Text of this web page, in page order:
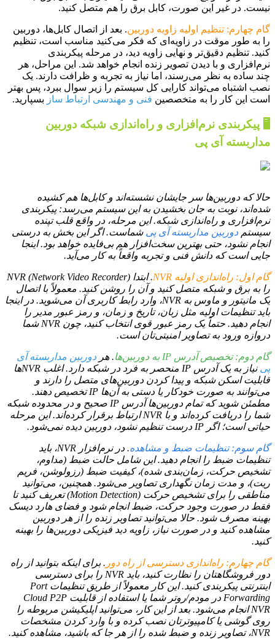
نیست. در غیر این صورت، کابل برق را هم متصل کنید.
گام چهارم: تنظیم اولیه زاویه دوربین. بعد از اتصال کابل‌ها، دوربین
را به طور موقت در زاویه‌ای که فکر می‌کنید مناسب است، تنظیم
کنید. تنظیم دقیق‌تر و نهایی زاویه دید، در مرحله پیکربندی
نرم‌افزاری و با دیدن تصویر زنده انجام خواهد شد. این مراحل، هر
چند ساده به نظر می‌رسند، اما نیاز به تجربه و ظرافت دارند. یک
نصب اشتباه می‌تواند کارایی کل سیستم را زیر سوال ببرد، پس بهتر
است این کار را به متخصصین فنی و مهندسی ارتباط ساز بسپارید.
🖥️ پیکربندی نرم‌افزاری و راه‌اندازی شبکه دوربین
مداربسته آی پی
حالا که دوربین‌ها سر جایشان نشسته‌اند و کابل‌ها هم کشیده
شده‌اند، نوبت به جان بخشیدن به این سیستم می‌رسد: پیکربندی
نرم‌افزاری و راه‌اندازی شبکه. این مرحله، در واقع قلب تپنده
سیستم دوربین مداربسته آی پی شماست. اگر این بخش به درستی
انجام نشود، حتی بهترین سخت‌افزار هم بی‌فایده خواهد بود. اینجا
جایی است که دانش فنی و تجربه واقعاً به کار می‌آید.
گام اول: راه‌اندازی اولیه NVR
. ابتدا NVR (Network Video Recorder)
را به برق و شبکه متصل کنید و آن را روشن کنید. معمولاً با اتصال
یک مانیتور و ماوس به NVR، وارد رابط کاربری آن می‌شوید. در اینجا
باید تنظیمات اولیه مثل زبان، تاریخ و زمان، و رمز عبور مدیر را
انجام دهید. حتماً یک رمز عبور قوی انتخاب کنید، چون NVR شما
دروازه ورود به تصاویر امنیتی‌تان است.
گام دوم: تخصیص آدرس IP به دوربین‌ها . هر دوربین مداربسته آی
پی
نیاز به یک آدرس IP منحصر به فرد در شبکه دارد. اغلب NVRها
قابلیت اسکن شبکه و پیدا کردن دوربین‌های متصل را دارند و
می‌توانند به صورت خودکار یا دستی به آن‌ها IP تخصیص دهند.
مطمئن شوید که تمام دوربین‌ها آدرس IP صحیح و در محدوده شبکه
شما را دریافت کرده‌اند و با NVR ارتباط برقرار کرده‌اند. این مرحله
حیاتی است؛ اگر IP درست تنظیم نشود، دوربین دیده نمی‌شود.
گام سوم: تنظیمات ضبط و مشاهده
. در نرم‌افزار NVR، باید
تنظیمات ضبط را انجام دهید. این شامل حالت ضبط (مداوم،
تشخیص حرکت، زمان‌بندی شده)، کیفیت ضبط (رزولوشن، فریم
ریت)، و مدت زمان نگهداری تصاویر می‌شود. همچنین، می‌توانید
مناطقی را برای تشخیص حرکت (Motion Detection) تعریف کنید تا
فقط در صورت وجود حرکت، ضبط انجام شود و فضای هارد دیسک
بهینه مصرف شود. حالا می‌توانید تصاویر زنده را از هر دوربین
مشاهده کنید و در صورت نیاز، زاویه دید فیزیکی دوربین‌ها را بهینه
کنید.
گام چهارم: راه‌اندازی دسترسی از راه دور . برای اینکه بتوانید از راه
دور فروشگاهتان را نظارت کنید، باید NVR را برای دسترسی
اینترنتی پیکربندی کنید. این کار معمولاً از طریق تنظیمات Port
Forwarding در مودم/روتر شما یا استفاده از قابلیت Cloud P2P
NVR انجام می‌شود. بعد از این کار، می‌توانید اپلیکیشن مربوطه را
روی گوشی یا کامپیوترتان نصب کرده و با وارد کردن مشخصات
NVR، تصاویر زنده و ضبط شده را از هر جا که باشید، مشاهده کنید.